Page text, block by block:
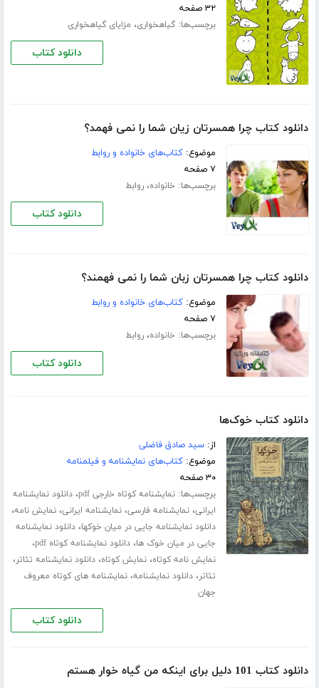
۳۲ صفحه
برچسب‌ها:گیاهخواری، مزایای گیاهخواری
دانلود کتاب
دانلود کتاب چرا همسرتان زیان شما را نمی فهمد؟
موضوع:کتاب‌های خانواده و روابط
۷ صفحه
برچسب‌ها: خانواده،روابط
دانلود کتاب
دانلود کتاب چرا همسرتان زبان شما را نمی فهمند؟
موضوع:کتاب‌های خانواده و روابط
۷ صفحه
برچسب‌ها: خانواده،روابط
دانلود کتاب
دانلود کتاب خوک‌ها
از:سید صادق فاضلی
موضوع:کتاب‌های نمایشنامه و فیلمنامه
۳۰ صفحه
برچسب‌ها:نمایشنامه کوتاه خارجی pdf ،دانلود نمایشنامه
ایرانی،نمایشنامه فارسی،نمایشنامه ایرانی،نمایش نامه،
دانلود نمایشنامه جایی در میان خوکها،دانلود نمایشنامه
جایی در میان خوک ها،دانلود نمایشنامه کوتاه pdf ،
نمایش نامه کوتاه،نمایش کوتاه،دانلود نمایشنامه تئاتر،
تئاتر،دانلود نمایشنامه،نمایشنامه های کوتاه معروف
جهان
دانلود کتاب
دانلود کتاب 101 دلیل برای اینکه من گیاه خوار هستم